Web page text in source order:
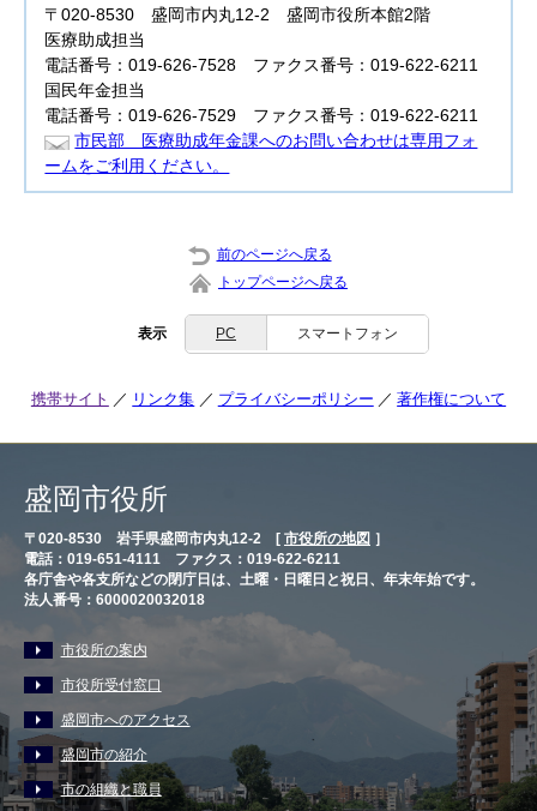
〒020-8530 盛岡市内丸12-2 盛岡市役所本館2階
医療助成担当
電話番号：019-626-7528 ファクス番号：019-622-6211
国民年金担当
電話番号：019-626-7529 ファクス番号：019-622-6211
市民部 医療助成年金課へのお問い合わせは専用フォ
ームをご利用ください。
前のページへ戻る
トップページへ戻る
表示 PC スマートフォン
携帯サイト リンク集 プライバシーポリシー 著作権について
盛岡市役所
〒020-8530 岩手県盛岡市内丸12-2 [ 市役所の地図 ］
電話：019-651-4111 ファクス：019-622-6211
各庁舎や各支所などの閉庁日は、土曜・日曜日と祝日、年末年始です。
法人番号：6000020032018
市役所の案内
市役所受付窓口
盛岡市へのアクセス
盛岡市の紹介
市の組織と職員